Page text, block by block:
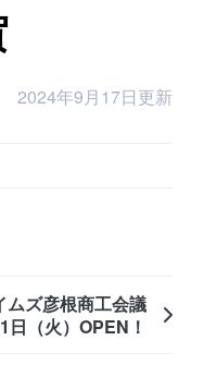
2024年9月17日更新
ズ彦根商工会議
日（火）OPEN！